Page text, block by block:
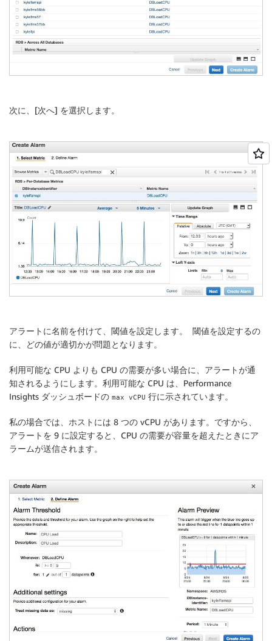
次に、[次へ] を選択します。
アラートに名前を付けて、閾値を設定します。 閾値を設定するの
に、どの値が適切かが問題となります。
利用可能な CPU よりも CPU の需要が多い場合に、アラートが通
知されるようにします。利用可能な CPU は、Performance
Insights ダッシュボードの max vCPU 行に示されています。
私の場合では、ホストには 8 つの vCPU があります。ですから、
アラートを 9 に設定すると、CPU の需要が容量を超えたときにア
ラームが送信されます。